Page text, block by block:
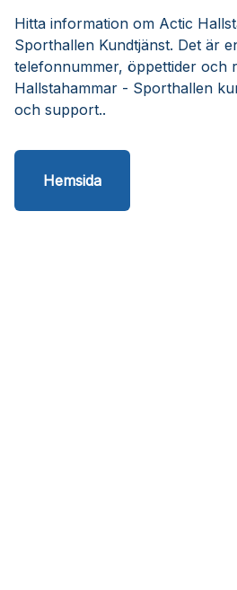
Hitta information om Actic
Sporthallen Kundtjänst. Det är
telefonnummer, öppettider och
Hallstahammar - Sporthallen
och support..
Hemsida